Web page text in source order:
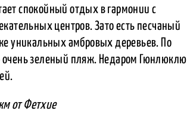
спокойный отдых в гармонии с
центров. Зато есть песчаный
уникальных амбровых деревьев. По
очень зеленый пляж. Недаром Гюнлюклю
от Фетхие